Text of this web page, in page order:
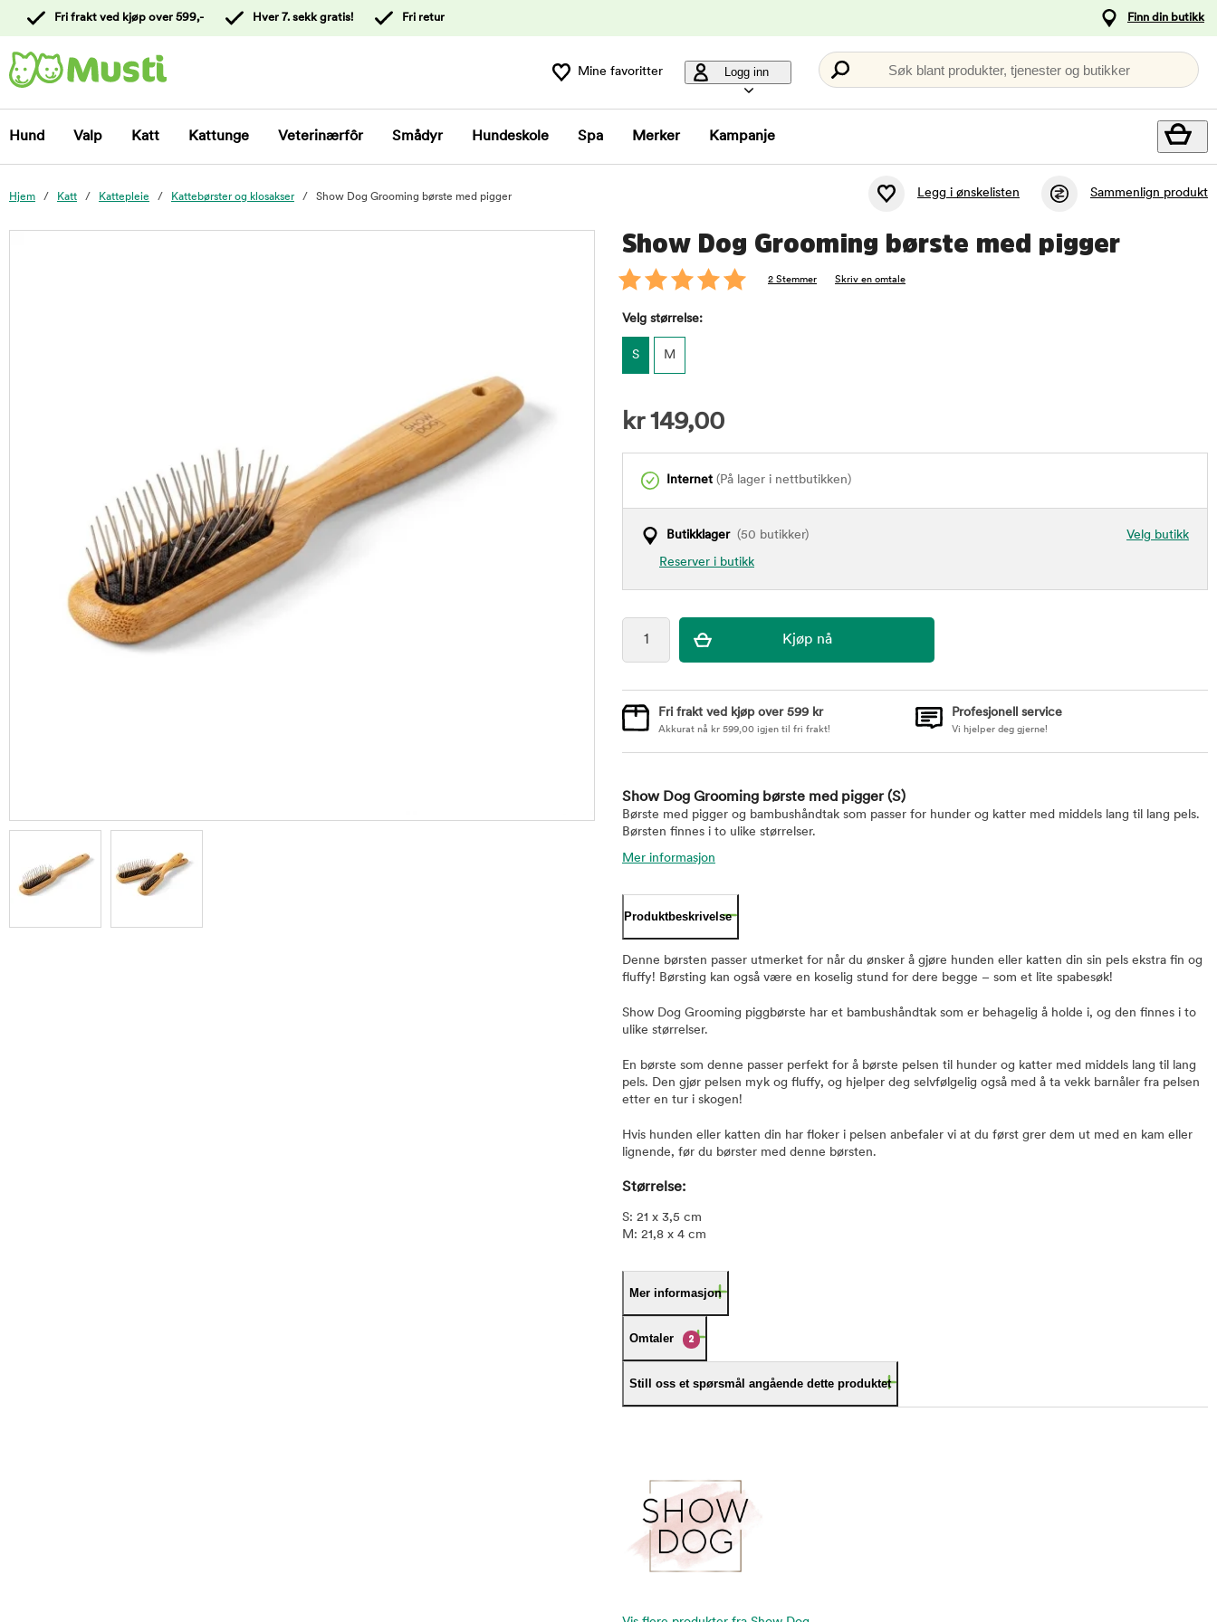
kundeservice
Fri frakt ved kjøp over 599,- Hver 7. sekk gratis! Fri retur Finn din butikk
Mine favoritter Logg inn Søk blant produkter, tjenester og butikker
Hund Valp Katt Kattunge Veterinærfôr Smådyr Hundeskole Spa Merker Kampanje
Hjem Katt Kattepleie Kattebørster og klosakser Show Dog Grooming børste med pigger Legg i ønskelisten Sammenlign produkt
Show Dog Grooming børste med pigger
2 Stemmer Skriv en omtale
Velg størrelse:
S M
kr149,00
Internet (På lager i nettbutikken)
Velg butikk
Butikklager(50 butikker)
Reserver i butikk
Fri frakt ved kjøp over 599 kr
Akkurat nå kr 599,00 igjen til fri frakt!
Profesjonell service
Vi hjelper deg gjerne!
Show Dog Grooming børste med pigger(S)
Børste med pigger og bambushåndtak som passer for hunder og katter med middels lang til lang pels.
Børsten finnes i to ulike størrelser.
Mer informasjon
Produktbeskrivelse
Denne børsten passer utmerket for når du ønsker å gjøre hunden eller katten din sin pels ekstra fin og
fluffy! Børsting kan også være en koselig stund for dere begge – som et lite spabesøk!
Show Dog Grooming piggbørste har et bambushåndtak som er behagelig å holde i, og den finnes i to
ulike størrelser.
En børste som denne passer perfekt for å børste pelsen til hunder og katter med middels lang til lang
pels. Den gjør pelsen myk og fluffy, og hjelper deg selvfølgelig også med å ta vekk barnåler fra pelsen
etter en tur i skogen!
Hvis hunden eller katten din har floker i pelsen anbefaler vi at du først grer dem ut med en kam eller
lignende, før du børster med denne børsten.
Størrelse:
S: 21 x 3,5 cm
M: 21,8 x 4 cm
Mer informasjon
Omtaler 2
Still oss et spørsmål angående dette produktet